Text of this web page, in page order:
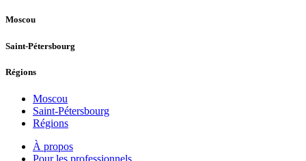
Moscou
Saint-Pétersbourg
Régions
Moscou
Saint-Pétersbourg
Régions
À propos
Pour les professionnels